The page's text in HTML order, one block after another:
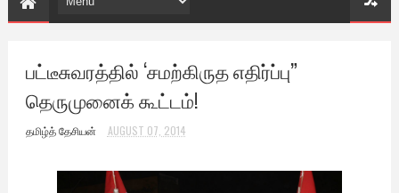
பட்டீசுவரத்தில் ‘சமற்கிருத எதிர்ப்பு”
தெருமுனைக் கூட்டம்!
தமிழ்த் தேசியன் AUGUST 07, 2014